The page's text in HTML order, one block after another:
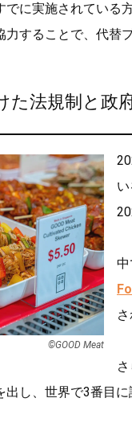
でに実施されている
力することで、代替
た法規制と政
©︎GOOD Meat
出し、世界で3番目